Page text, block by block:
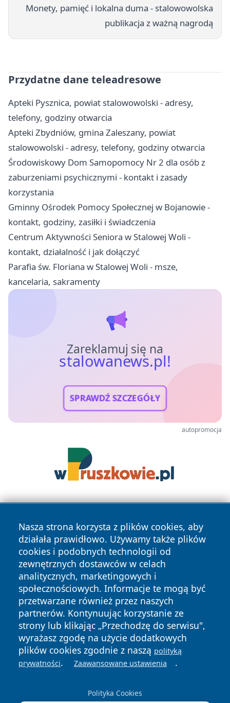
Monety, pamięć i lokalna duma - stalowowolska
publikacja z ważną nagrodą
Przydatne dane teleadresowe
Apteki Pysznica, powiat stalowowolski - adresy,
telefony, godziny otwarcia
Apteki Zbydniów, gmina Zaleszany, powiat
stalowowolski - adresy, telefony, godziny otwarcia
Środowiskowy Dom Samopomocy Nr 2 dla osób z
zaburzeniami psychicznymi - kontakt i zasady
korzystania
Gminny Ośrodek Pomocy Społecznej w Bojanowie -
kontakt, godziny, zasiłki i świadczenia
Centrum Aktywności Seniora w Stalowej Woli -
kontakt, działalność i jak dołączyć
Parafia św. Floriana w Stalowej Woli - msze,
kancelaria, sakramenty
Zareklamuj się na
stalowanews.pl!
SPRAWDŹ SZCZEGÓŁY
autopromocja
Nasza strona korzysta z plików cookies, aby
działała prawidłowo. Używamy także plików
cookies i podobnych technologii od
zewnętrznych dostawców w celach
analitycznych, marketingowych i
społecznościowych. Informacje te mogą być
przetwarzane również przez naszych
partnerów. Kontynuując korzystanie ze
strony lub klikając „Przechodzę do serwisu",
wyrażasz zgodę na użycie dodatkowych
plików cookies zgodnie z naszą polityką
prywatności. Zaawansowane ustawienia .
Polityka Cookies
Copyright © 2026 stalowanews.pl Wszystkie prawa
zastrzeżone.
News Autorzy
Polityka
Prywatności
Polityka
Cookies